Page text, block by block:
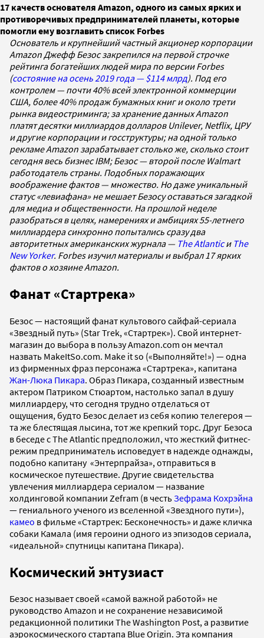
17 качеств основателя Amazon, одного из самых ярких и
противоречивых предпринимателей планеты, которые
помогли ему возглавить список Forbes
Основатель и крупнейший частный акционер корпорации
Amazon Джефф Безос закрепился на первой строчке
рейтинга богатейших людей мира по версии Forbes
(состояние на осень 2019 года — $114 млрд). Под его
контролем — почти 40% всей электронной коммерции
США, более 40% продаж бумажных книг и около трети
рынка видеостриминга; за хранение данных Amazon
платят десятки миллиардов долларов Unilever, Netflix, ЦРУ
и другие корпорации и госструктуры; на одной только
рекламе Amazon зарабатывает столько же, сколько стоит
сегодня весь бизнес IBM; Безос — второй после Walmart
работодатель страны. Подобных поражающих
воображение фактов — множество. Но даже уникальный
статус «левиафана» не мешает Безосу оставаться загадкой
для медиа и общественности. На прошлой неделе
разобраться в целях, намерениях и амбициях 55-летнего
миллиардера синхронно попытались сразу два
авторитетных американских журнала — The Atlanticи The
New Yorker. Forbes изучил материалы и выбрал 17 ярких
фактов о хозяине Amazon.
Фанат «Стартрека»
Безос — настоящий фанат культового сайфай-сериала
«Звездный путь» (Star Trek, «Стартрек»). Свой интернет-
магазин до выбора в пользу Amazon.com он мечтал
назвать MakeItSo.com. Make it so («Выполняйте!») — одна
из фирменных фраз персонажа «Стартрека», капитана
Жан-Люка Пикара. Образ Пикара, созданный известным
актером Патриком Стюартом, настолько запал в душу
миллиардеру, что сегодня трудно отделаться от
ощущения, будто Безос делает из себя копию телегероя —
та же блестящая лысина, тот же крепкий торс. Друг Безоса
в беседе с The Atlantic предположил, что жесткий фитнес-
режим предприниматель исповедует в надежде однажды,
подобно капитану «Энтерпрайза», отправиться в
космическое путешествие. Другие свидетельства
увлечения миллиардера сериалом — название
холдинговой компании Zefram (в честьЗефрама Кохрэйна
— гениального ученого из вселенной «Звездного пути»),
камео в фильме «Стартрек: Бесконечность» и даже кличка
собаки Камала (имя героини одного из эпизодов сериала,
«идеальной» спутницы капитана Пикара).
Космический энтузиаст
Безос называет своей «самой важной работой» не
руководство Amazon и не сохранение независимой
редакционной политики The Washington Post, а развитие
аэрокосмического стартапа Blue Origin. Эта компания